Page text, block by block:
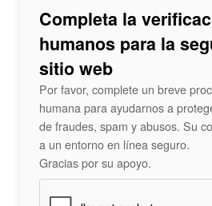
Completa la
humanos para la
sitio web
Por favor, complete un breve
humana para ayudarnos a
de fraudes, spam y abusos. Su
a un entorno en línea seguro.
Gracias por su apoyo.